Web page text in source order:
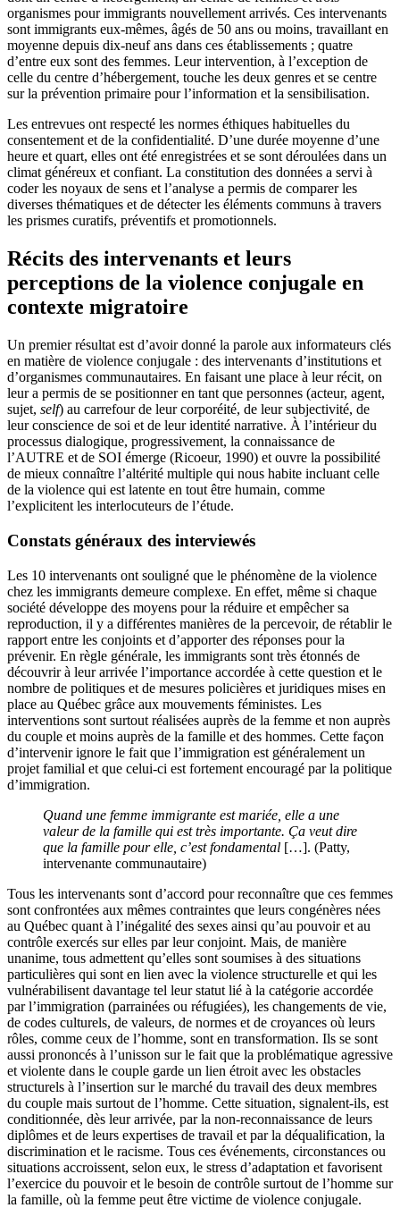
organismes pour immigrants nouvellement arrivés. Ces intervenants
sont immigrants eux-mêmes, âgés de 50 ans ou moins, travaillant en
moyenne depuis dix-neuf ans dans ces établissements ; quatre
d’entre eux sont des femmes. Leur intervention, à l’exception de
celle du centre d’hébergement, touche les deux genres et se centre
sur la prévention primaire pour l’information et la sensibilisation.
Les entrevues ont respecté les normes éthiques habituelles du
consentement et de la confidentialité. D’une durée moyenne d’une
heure et quart, elles ont été enregistrées et se sont déroulées dans un
climat généreux et confiant. La constitution des données a servi à
coder les noyaux de sens et l’analyse a permis de comparer les
diverses thématiques et de détecter les éléments communs à travers
les prismes curatifs, préventifs et promotionnels.
Récits des intervenants et leurs
perceptions de la violence conjugale en
contexte migratoire
Un premier résultat est d’avoir donné la parole aux informateurs clés
en matière de violence conjugale : des intervenants d’institutions et
d’organismes communautaires. En faisant une place à leur récit, on
leur a permis de se positionner en tant que personnes (acteur, agent,
sujet, self) au carrefour de leur corporéité, de leur subjectivité, de
leur conscience de soi et de leur identité narrative. À l’intérieur du
processus dialogique, progressivement, la connaissance de
l’AUTRE et de SOI émerge (Ricoeur, 1990) et ouvre la possibilité
de mieux connaître l’altérité multiple qui nous habite incluant celle
de la violence qui est latente en tout être humain, comme
l’explicitent les interlocuteurs de l’étude.
Constats généraux des interviewés
Les 10 intervenants ont souligné que le phénomène de la violence
chez les immigrants demeure complexe. En effet, même si chaque
société développe des moyens pour la réduire et empêcher sa
reproduction, il y a différentes manières de la percevoir, de rétablir le
rapport entre les conjoints et d’apporter des réponses pour la
prévenir. En règle générale, les immigrants sont très étonnés de
découvrir à leur arrivée l’importance accordée à cette question et le
nombre de politiques et de mesures policières et juridiques mises en
place au Québec grâce aux mouvements féministes. Les
interventions sont surtout réalisées auprès de la femme et non auprès
du couple et moins auprès de la famille et des hommes. Cette façon
d’intervenir ignore le fait que l’immigration est généralement un
projet familial et que celui-ci est fortement encouragé par la politique
d’immigration.
Quand une femme immigrante est mariée, elle a une
valeur de la famille qui est très importante. Ça veut dire
que la famille pour elle, c’est fondamental […]. (Patty,
intervenante communautaire)
Tous les intervenants sont d’accord pour reconnaître que ces femmes
sont confrontées aux mêmes contraintes que leurs congénères nées
au Québec quant à l’inégalité des sexes ainsi qu’au pouvoir et au
contrôle exercés sur elles par leur conjoint. Mais, de manière
unanime, tous admettent qu’elles sont soumises à des situations
particulières qui sont en lien avec la violence structurelle et qui les
vulnérabilisent davantage tel leur statut lié à la catégorie accordée
par l’immigration (parrainées ou réfugiées), les changements de vie,
de codes culturels, de valeurs, de normes et de croyances où leurs
rôles, comme ceux de l’homme, sont en transformation. Ils se sont
aussi prononcés à l’unisson sur le fait que la problématique agressive
et violente dans le couple garde un lien étroit avec les obstacles
structurels à l’insertion sur le marché du travail des deux membres
du couple mais surtout de l’homme. Cette situation, signalent-ils, est
conditionnée, dès leur arrivée, par la non-reconnaissance de leurs
diplômes et de leurs expertises de travail et par la déqualification, la
discrimination et le racisme. Tous ces événements, circonstances ou
situations accroissent, selon eux, le stress d’adaptation et favorisent
l’exercice du pouvoir et le besoin de contrôle surtout de l’homme sur
la famille, où la femme peut être victime de violence conjugale.